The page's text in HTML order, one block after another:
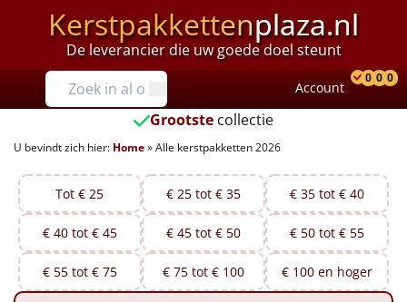
Kerstpakkettenplaza.nl
De leverancier die uw goede doel steunt
Prijzen
Tot €25
€25 tot €35
€35 tot €40
€40 tot €45
€45 tot €50
Account
0 0 0
Grootste collectie
U bevindt zich hier: Home»Alle kerstpakketten 2026
Tot € 25 € 25 tot € 35 € 35 tot € 40
€ 40 tot € 45 € 45 tot € 50 € 50 tot € 55
€ 55 tot € 75 € 75 tot € 100 € 100 en hoger